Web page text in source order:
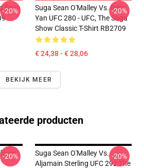
Sean
-20%
Suga Sean O'Malley Vs. Petr
Yan UFC 280 - UFC, The Suga
Show Classic T-Shirt RB2709
€ 24,38 - € 28,06
-20%
BEKIJK MEER
producten
-20%
Suga Sean O'Malley Vs.
Aljamain Sterling UFC 292 The
-20%